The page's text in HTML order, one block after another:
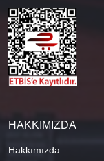
HAKKIMIZDA
Hakkımızda